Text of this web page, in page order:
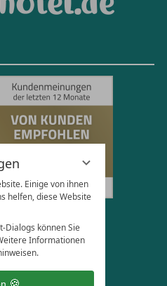
Einige von ihnen
helfen, diese Website
Dialogs können Sie
Informationen